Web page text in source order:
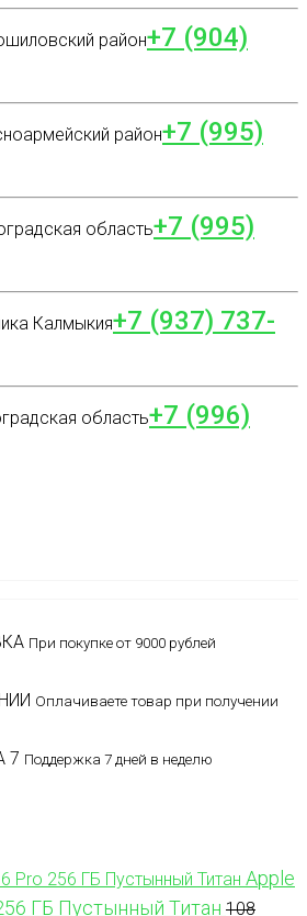
район+7 (904)
район+7 (995)
область+7 (995)
Калмыкия+7 (937) 737-
область+7 (996)
При покупке от 9000 рублей
Оплачиваете товар при получении
7 Поддержка 7 дней в неделю
Apple
ГБ Пустынный Титан 108